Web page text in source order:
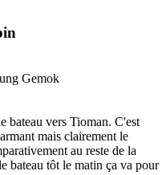
Gemok
bateau vers Tioman. C'est
mais clairement le
au reste de la
bateau tôt le matin ça va pour